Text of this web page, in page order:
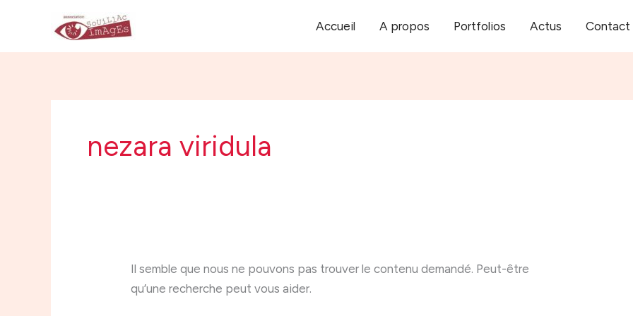
contenu
Accueil A propos Portfolios Actus Contact
nezara viridula
Il semble que nous ne pouvons pas trouver le contenu demandé. Peut-être
qu’une recherche peut vous aider.